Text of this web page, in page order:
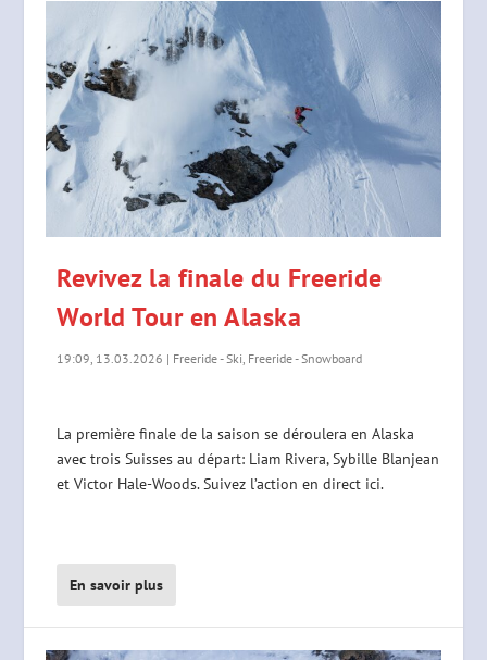
Revivez la finale du Freeride
World Tour en Alaska
19:09, 13.03.2026 | Freeride - Ski, Freeride - Snowboard
La première finale de la saison se déroulera en Alaska
avec trois Suisses au départ: Liam Rivera, Sybille Blanjean
et Victor Hale-Woods. Suivez l’action en direct ici.
En savoir plus